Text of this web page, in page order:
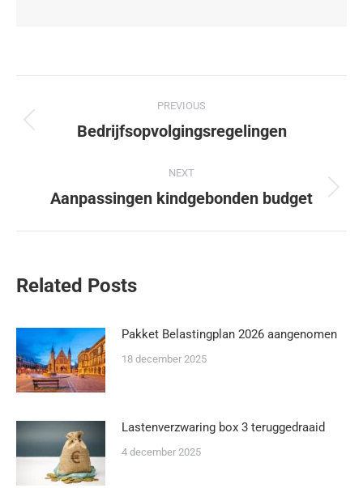
PREVIOUS
Bedrijfsopvolgingsregelingen
NEXT
Aanpassingen kindgebonden budget
Related Posts
Pakket Belastingplan 2026 aangenomen
18 december 2025
Lastenverzwaring box 3 teruggedraaid
4 december 2025